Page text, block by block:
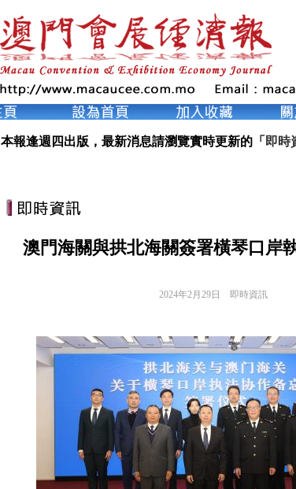
本報逢週四出版，最新消息請瀏覽實時更新的「 即時
澳門海關與拱北海關簽署橫琴口岸
2024年2月29日 即時資訊